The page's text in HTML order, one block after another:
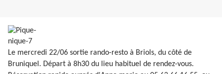
Le mercredi 22/06 sortie rando-resto à Briols, du côté de
Bruniquel. Départ à 8h30 du lieu habituel de rendez-vous.